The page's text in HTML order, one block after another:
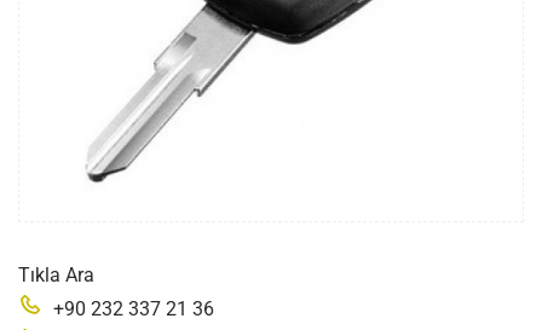
Tıkla Ara
+90 232 337 21 36